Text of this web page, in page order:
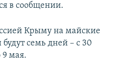
в сообщении.
Крыму на майские
семь дней – с 30
9 мая.